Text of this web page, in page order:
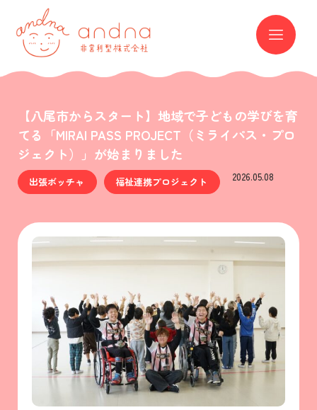
【八尾市からスタート】地域で子どもの学びを育
てる「MIRAI PASS PROJECT（ミライパス・プロ
ジェクト）」が始まりました
出張ボッチャ 福祉連携プロジェクト 2026.05.08